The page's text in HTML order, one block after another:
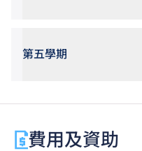
第五學期
費用及資助